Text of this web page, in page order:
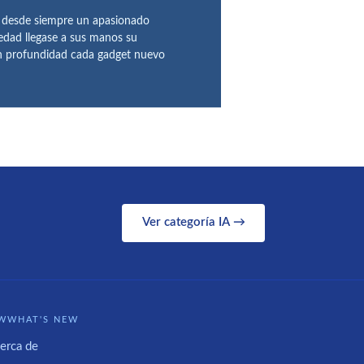
siempre un apasionado
llegase a sus manos su
profundidad cada gadget nuevo
Ver categoría IA →
NEW
de